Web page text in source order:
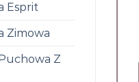
Esprit
Zimowa
Z